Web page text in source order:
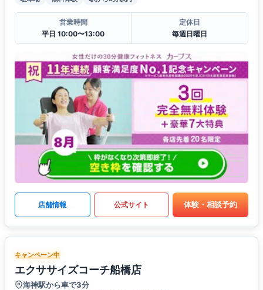
営業時間
平日 10:00〜13:00
定休日
毎週日曜日
店舗情報 公式サイト 体験・相談予約
キャンペーン中
エクササイズコーチ船橋店
海神駅から車で3分